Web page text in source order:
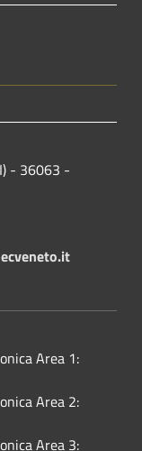
- 36063 -
Area 1:
Area 2:
Area 3: